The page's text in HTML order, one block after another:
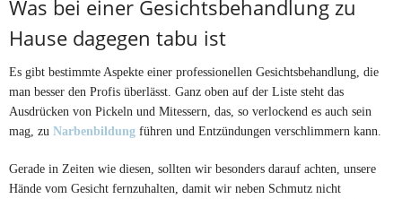
Was bei einer Gesichtsbehandlung zu
Hause dagegen tabu ist
Es gibt bestimmte Aspekte einer professionellen Gesichtsbehandlung, die
man besser den Profis überlässt. Ganz oben auf der Liste steht das
Ausdrücken von Pickeln und Mitessern, das, so verlockend es auch sein
mag, zu Narbenbildung führen und Entzündungen verschlimmern kann.
Gerade in Zeiten wie diesen, sollten wir besonders darauf achten, unsere
Hände vom Gesicht fernzuhalten, damit wir neben Schmutz nicht